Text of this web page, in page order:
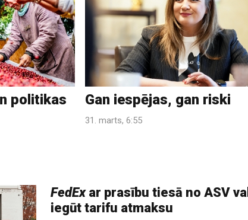
politikas
Gan iespējas, gan riski
31. marts, 6:55
FedExar prasību tiesā no ASV
iegūt tarifu atmaksu